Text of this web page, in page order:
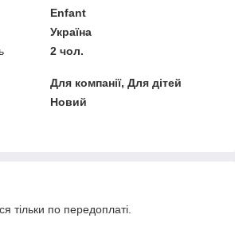
Enfant
Україна
2 чол.
Для компанії, Для дітей
Новий
тільки по передоплаті.